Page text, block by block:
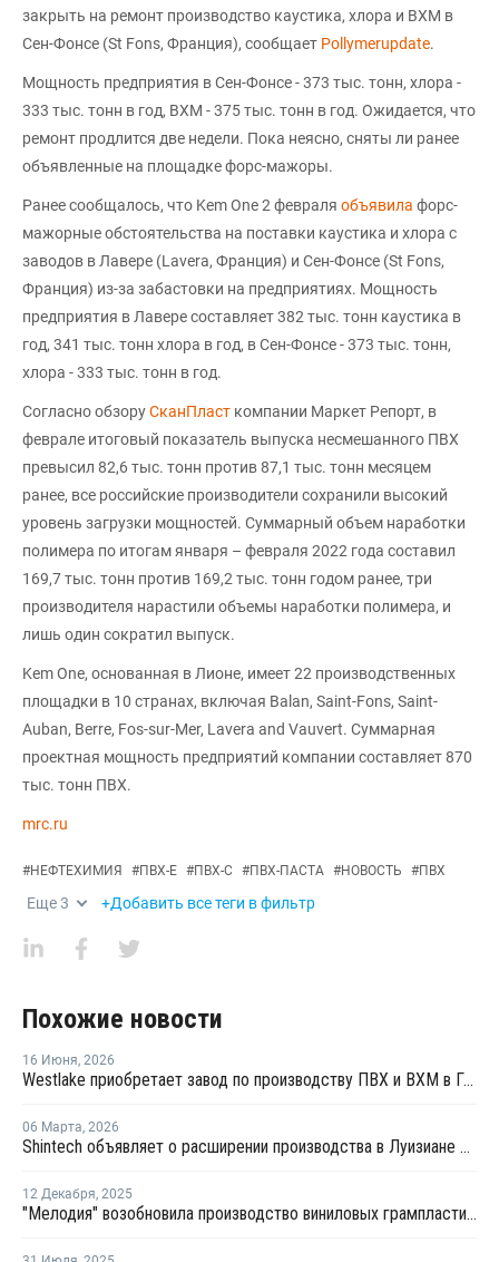
закрыть на ремонт производство каустика, хлора и ВХМ в
Сен-Фонсе (St Fons, Франция), сообщает Pollymerupdate.
Мощность предприятия в Сен-Фонсе - 373 тыс. тонн, хлора -
333 тыс. тонн в год, ВХМ - 375 тыс. тонн в год. Ожидается, что
ремонт продлится две недели. Пока неясно, сняты ли ранее
объявленные на площадке форс-мажоры.
Ранее сообщалось, что Kem One 2 февраля объявила форс-
мажорные обстоятельства на поставки каустика и хлора с
заводов в Лавере (Lavera, Франция) и Сен-Фонсе (St Fons,
Франция) из-за забастовки на предприятиях. Мощность
предприятия в Лавере составляет 382 тыс. тонн каустика в
год, 341 тыс. тонн хлора в год, в Сен-Фонсе - 373 тыс. тонн,
хлора - 333 тыс. тонн в год.
Согласно обзоруСканПласт компании Маркет Репорт, в
феврале итоговый показатель выпуска несмешанного ПВХ
превысил 82,6 тыс. тонн против 87,1 тыс. тонн месяцем
ранее, все российские производители сохранили высокий
уровень загрузки мощностей. Суммарный объем наработки
полимера по итогам января – февраля 2022 года составил
169,7 тыс. тонн против 169,2 тыс. тонн годом ранее, три
производителя нарастили объемы наработки полимера, и
лишь один сократил выпуск.
Kem One, основанная в Лионе, имеет 22 производственных
площадки в 10 странах, включая Balan, Saint-Fons, Saint-
Auban, Berre, Fos-sur-Mer, Lavera and Vauvert. Суммарная
проектная мощность предприятий компании составляет 870
тыс. тонн ПВХ.
mrc.ru
#НЕФТЕХИМИЯ #ПВХ-Е #ПВХ-С #ПВХ-ПАСТА #НОВОСТЬ #ПВХ
Еще3 +Добавить все теги в фильтр
Похожие новости
16 Июня, 2026
Westlake приобретает завод по производству ПВХ и ВХМ в Германии
06 Марта, 2026
Shintech объявляет о расширении производства в Луизиане на USD3,4 млрд
12 Декабря, 2025
"Мелодия" возобновила производство виниловых грампластинок